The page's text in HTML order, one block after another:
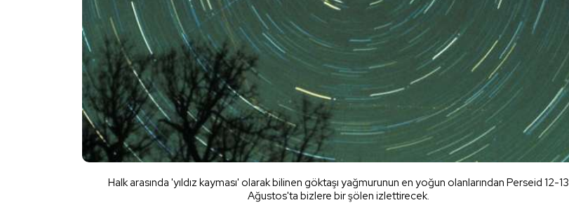
Halk arasında 'yıldız kayması' olarak bilinen göktaşı yağmurunun en yoğun olanlarından Perseid 12-13
Ağustos'ta bizlere bir şölen izlettirecek.